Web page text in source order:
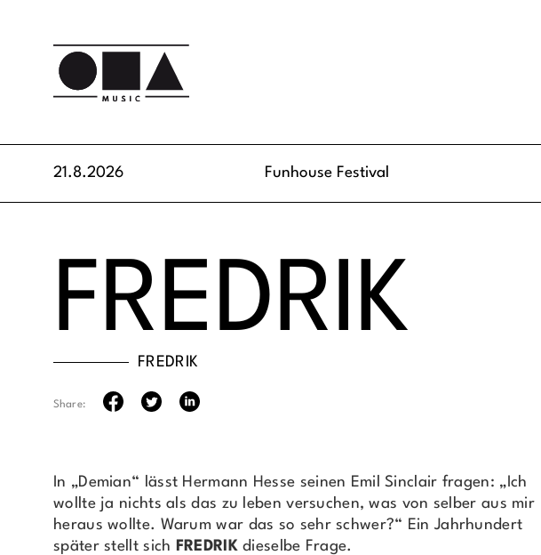
21.8.2026 Funhouse Festival
FREDRIK
FREDRIK
Share:
In „Demian“ lässt Hermann Hesse seinen Emil Sinclair fragen: „Ich
wollte ja nichts als das zu leben versuchen, was von selber aus mir
heraus wollte. Warum war das so sehr schwer?“ Ein Jahrhundert
später stellt sich FREDRIKdieselbe Frage.